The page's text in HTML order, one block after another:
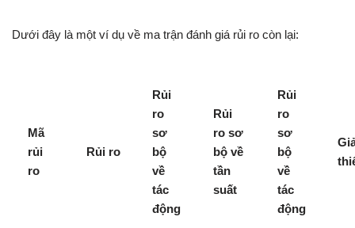
Dưới đây là một ví dụ về ma trận đánh giá rủi ro còn lại:
Mã
rủi
ro
Rủi ro
Rủi
ro
sơ
bộ
về
tác
động
Rủi
ro sơ
bộ về
tần
suất
Rủi
ro
sơ
bộ
về
tác
động